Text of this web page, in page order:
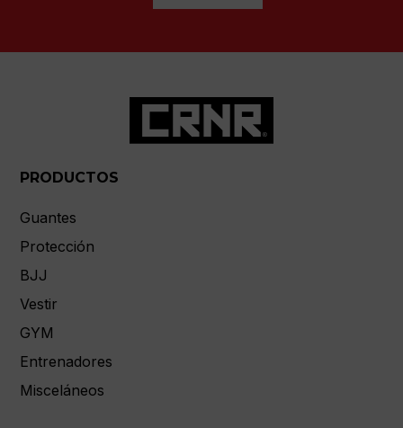
PRODUCTOS
Guantes
Protección
BJJ
Vestir
GYM
Entrenadores
Misceláneos